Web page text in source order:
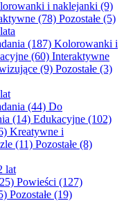
i naklejanki (9)
(78) Pozostałe (5)
(187) Kolorowanki i
(60) Interaktywne
(9) Pozostałe (3)
(44) Do
(14) Edukacyjne (102)
Kreatywne i
(11) Pozostałe (8)
lat
Powieści (127)
Pozostałe (19)